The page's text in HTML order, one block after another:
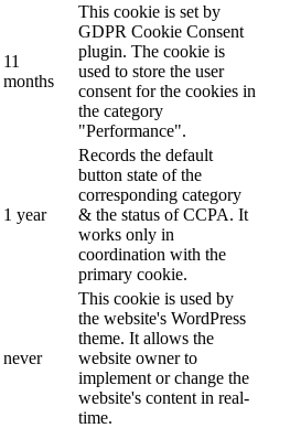
11
months
This cookie is set by
GDPR Cookie Consent
plugin. The cookie is
used to store the user
consent for the cookies in
the category
"Performance".
1 year
Records the default
button state of the
corresponding category
& the status of CCPA. It
works only in
coordination with the
primary cookie.
never
This cookie is used by
the website's WordPress
theme. It allows the
website owner to
implement or change the
website's content in real-
time.